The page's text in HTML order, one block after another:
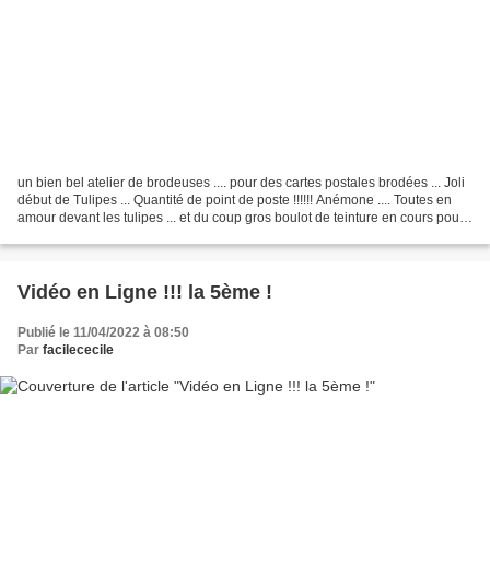
un bien bel atelier de brodeuses .... pour des cartes postales brodées ... Joli
début de Tulipes ... Quantité de point de poste !!!!!! Anémone .... Toutes en
amour devant les tulipes ... et du coup gros boulot de teinture en cours pour
Vidéo en Ligne !!! la 5ème !
Publié le 11/04/2022 à 08:50
Par facilececile